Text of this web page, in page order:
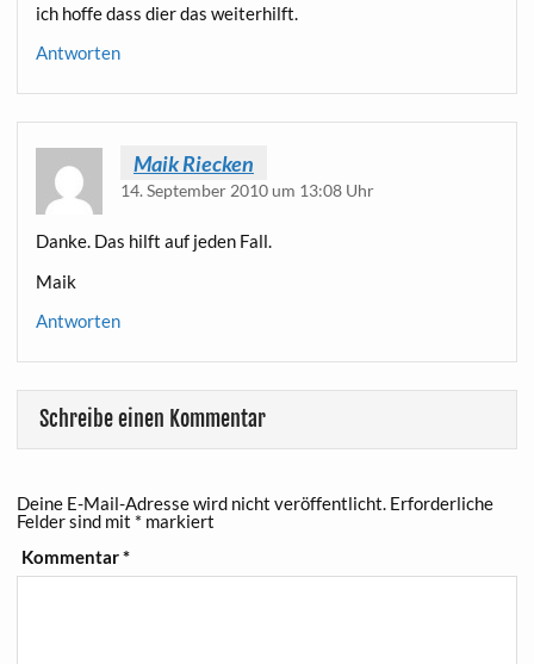
ich hof­fe dass dier das weiterhilft.
Antworten
Maik Riecken
14. September 2010 um 13:08 Uhr
Dan­ke. Das hilft auf jeden Fall.
Maik
Antworten
Schreibe einen Kommentar
Deine E-Mail-Adresse wird nicht veröffentlicht. Erforderliche
Felder sind mit * markiert
Kommentar*